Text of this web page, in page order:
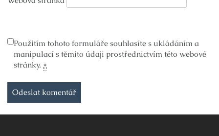
Použitím tohoto formuláře souhlasíte s ukládáním a
manipulací s těmito údaji prostřednictvím této webové
stránky. *